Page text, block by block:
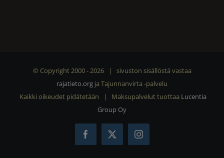
© Copyright 2000 -2026 | sivuston sisällöstä vastaa
rajatieto.org ja Tajunnanvirta -palvelu
Kaikki oikeudet pidätetään | Maksupalvelut tuottaa Lucentia
Group Oy
Facebook
X Instagram